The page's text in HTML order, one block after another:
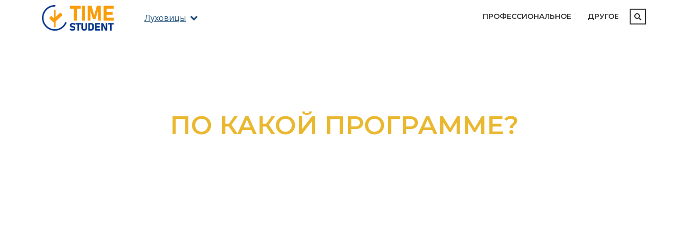
Луховицы ПРОФЕССИОНАЛЬНОЕ ДРУГОЕ
ПО КАКОЙ ПРОГРАММЕ?